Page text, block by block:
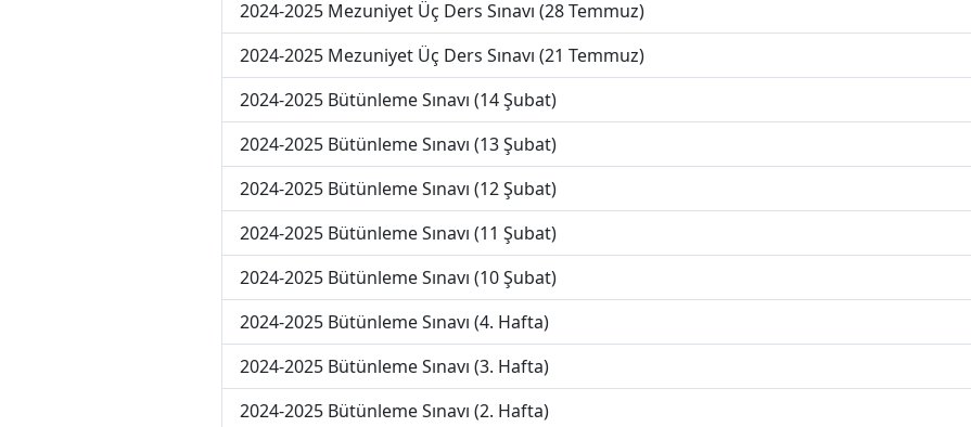
2024-2025 Mezuniyet Üç Ders Sınavı (28 Temmuz)
2024-2025 Mezuniyet Üç Ders Sınavı (21 Temmuz)
2024-2025 Bütünleme Sınavı (14 Şubat)
2024-2025 Bütünleme Sınavı (13 Şubat)
2024-2025 Bütünleme Sınavı (12 Şubat)
2024-2025 Bütünleme Sınavı (11 Şubat)
2024-2025 Bütünleme Sınavı (10 Şubat)
2024-2025 Bütünleme Sınavı (4. Hafta)
2024-2025 Bütünleme Sınavı (3. Hafta)
2024-2025 Bütünleme Sınavı (2. Hafta)